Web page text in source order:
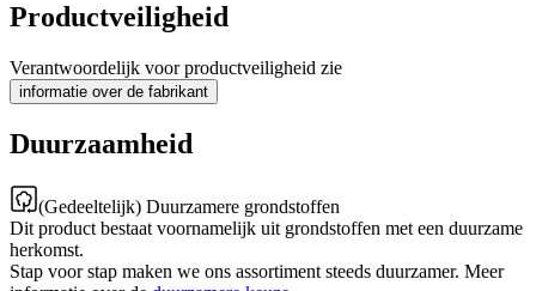
Productveiligheid
Verantwoordelijk voor productveiligheid zie
informatie over de fabrikant
Duurzaamheid
(Gedeeltelijk) Duurzamere grondstoffen
Dit product bestaat voornamelijk uit grondstoffen met een duurzame
herkomst.
Stap voor stap maken we ons assortiment steeds duurzamer. Meer